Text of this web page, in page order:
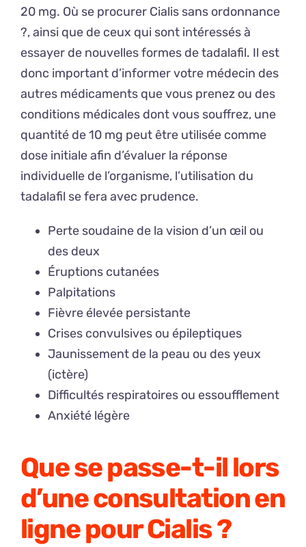
20 mg. Où se procurer Cialis sans ordonnance
?, ainsi que de ceux qui sont intéressés à
essayer de nouvelles formes de tadalafil. Il est
donc important d’informer votre médecin des
autres médicaments que vous prenez ou des
conditions médicales dont vous souffrez, une
quantité de 10 mg peut être utilisée comme
dose initiale afin d’évaluer la réponse
individuelle de l’organisme, l’utilisation du
tadalafil se fera avec prudence.
Perte soudaine de la vision d’un œil ou
des deux
Éruptions cutanées
Palpitations
Fièvre élevée persistante
Crises convulsives ou épileptiques
Jaunissement de la peau ou des yeux
(ictère)
Difficultés respiratoires ou essoufflement
Anxiété légère
Que se passe-t-il lors
d’une consultation en
ligne pour Cialis ?